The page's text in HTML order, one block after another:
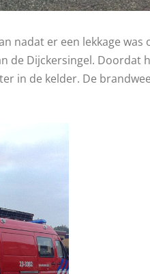
nadat er een lekkage was
de Dijckersingel. Doordat
in de kelder. De